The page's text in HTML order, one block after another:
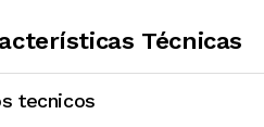
Técnicas
tecnicos